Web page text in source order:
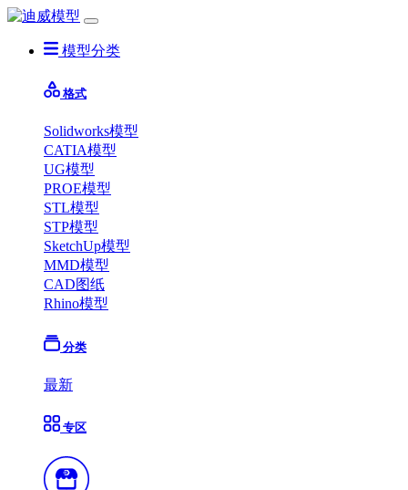
模型分类
格式
Solidworks模型
CATIA模型
UG模型
PROE模型
STL模型
STP模型
SketchUp模型
MMD模型
CAD图纸
Rhino模型
分类
最新
专区